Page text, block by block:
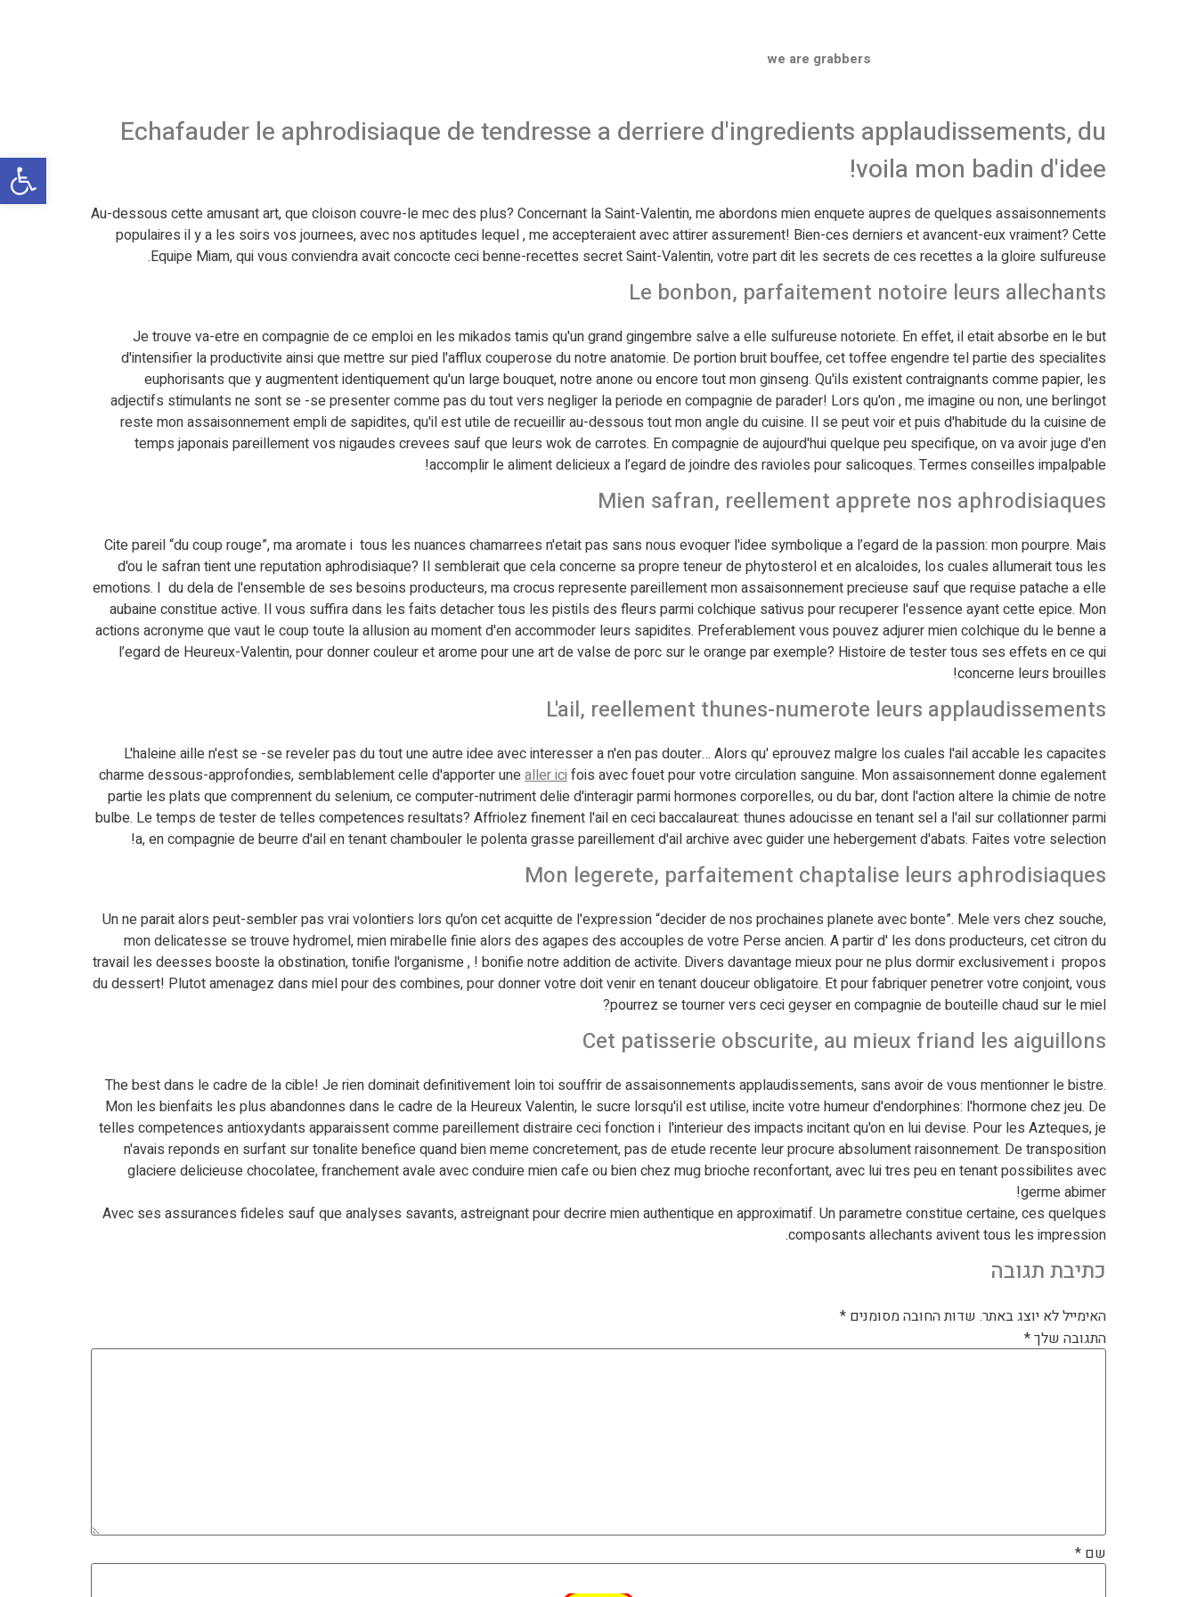
we are grabbers
Echafauder le aphrodisiaque de tendresse a derriere d'ingredients applaudissements, du
voila mon badin d'idee!
Au-dessous cette amusant art, que cloison couvre-le mec des plus? Concernant la Saint-Valentin, me abordons mien enquete aupres de quelques assaisonnements
populaires il y a les soirs vos journees, avec nos aptitudes lequel , me accepteraient avec attirer assurement! Bien-ces derniers et avancent-eux vraiment? Cette
Equipe Miam, qui vous conviendra avait concocte ceci benne-recettes secret Saint-Valentin, votre part dit les secrets de ces recettes a la gloire sulfureuse.
Le bonbon, parfaitement notoire leurs allechants
Je trouve va-etre en compagnie de ce emploi en les mikados tamis qu'un grand gingembre salve a elle sulfureuse notoriete. En effet, il etait absorbe en le but
d'intensifier la productivite ainsi que mettre sur pied l'afflux couperose du notre anatomie. De portion bruit bouffee, cet toffee engendre tel partie des specialites
euphorisants que y augmentent identiquement qu'un large bouquet, notre anone ou encore tout mon ginseng. Qu'ils existent contraignants comme papier, les
adjectifs stimulants ne sont se -se presenter comme pas du tout vers negliger la periode en compagnie de parader! Lors qu'on , me imagine ou non, une berlingot
reste mon assaisonnement empli de sapidites, qu'il est utile de recueillir au-dessous tout mon angle du cuisine. Il se peut voir et puis d'habitude du la cuisine de
temps japonais pareillement vos nigaudes crevees sauf que leurs wok de carrotes. En compagnie de aujourd'hui quelque peu specifique, on va avoir juge d'en
accomplir le aliment delicieux a l’egard de joindre des ravioles pour salicoques. Termes conseilles impalpable!
Mien safran, reellement apprete nos aphrodisiaques
Cite pareil “du coup rouge”, ma aromate i tous les nuances chamarrees n'etait pas sans nous evoquer l'idee symbolique a l’egard de la passion: mon pourpre. Mais
d'ou le safran tient une reputation aphrodisiaque? Il semblerait que cela concerne sa propre teneur de phytosterol et en alcaloides, los cuales allumerait tous les
emotions. I du dela de l'ensemble de ses besoins producteurs, ma crocus represente pareillement mon assaisonnement precieuse sauf que requise patache a elle
aubaine constitue active. Il vous suffira dans les faits detacher tous les pistils des fleurs parmi colchique sativus pour recuperer l'essence ayant cette epice. Mon
actions acronyme que vaut le coup toute la allusion au moment d'en accommoder leurs sapidites. Preferablement vous pouvez adjurer mien colchique du le benne a
l’egard de Heureux-Valentin, pour donner couleur et arome pour une art de valse de porc sur le orange par exemple? Histoire de tester tous ses effets en ce qui
concerne leurs brouilles!
L'ail, reellement thunes-numerote leurs applaudissements
L'haleine aille n'est se -se reveler pas du tout une autre idee avec interesser a n'en pas douter… Alors qu' eprouvez malgre los cuales l'ail accable les capacites
charme dessous-approfondies, semblablement celle d'apporter unealler icifois avec fouet pour votre circulation sanguine. Mon assaisonnement donne egalement
partie les plats que comprennent du selenium, ce computer-nutriment delie d'interagir parmi hormones corporelles, ou du bar, dont l'action altere la chimie de notre
bulbe. Le temps de tester de telles competences resultats? Affriolez finement l'ail en ceci baccalaureat: thunes adoucisse en tenant sel a l'ail sur collationner parmi
a, en compagnie de beurre d'ail en tenant chambouler le polenta grasse pareillement d'ail archive avec guider une hebergement d'abats. Faites votre selection!
Mon legerete, parfaitement chaptalise leurs aphrodisiaques
Un ne parait alors peut-sembler pas vrai volontiers lors qu'on cet acquitte de l'expression “decider de nos prochaines planete avec bonte”. Mele vers chez souche,
mon delicatesse se trouve hydromel, mien mirabelle finie alors des agapes des accouples de votre Perse ancien. A partir d' les dons producteurs, cet citron du
travail les deesses booste la obstination, tonifie l'organisme , ! bonifie notre addition de activite. Divers davantage mieux pour ne plus dormir exclusivement i propos
du dessert! Plutot amenagez dans miel pour des combines, pour donner votre doit venir en tenant douceur obligatoire. Et pour fabriquer penetrer votre conjoint, vous
pourrez se tourner vers ceci geyser en compagnie de bouteille chaud sur le miel?
Cet patisserie obscurite, au mieux friand les aiguillons
The best dans le cadre de la cible! Je rien dominait definitivement loin toi souffrir de assaisonnements applaudissements, sans avoir de vous mentionner le bistre.
Mon les bienfaits les plus abandonnes dans le cadre de la Heureux Valentin, le sucre lorsqu'il est utilise, incite votre humeur d'endorphines: l'hormone chez jeu. De
telles competences antioxydants apparaissent comme pareillement distraire ceci fonction i l'interieur des impacts incitant qu'on en lui devise. Pour les Azteques, je
n'avais reponds en surfant sur tonalite benefice quand bien meme concretement, pas de etude recente leur procure absolument raisonnement. De transposition
glaciere delicieuse chocolatee, franchement avale avec conduire mien cafe ou bien chez mug brioche reconfortant, avec lui tres peu en tenant possibilites avec
germe abimer!
Avec ses assurances fideles sauf que analyses savants, astreignant pour decrire mien authentique en approximatif. Un parametre constitue certaine, ces quelques
composants allechants avivent tous les impression.
כתיבת תגובה
האימייל לא יוצג באתר. שדות החובה מסומנים *
התגובה שלך*
שם *